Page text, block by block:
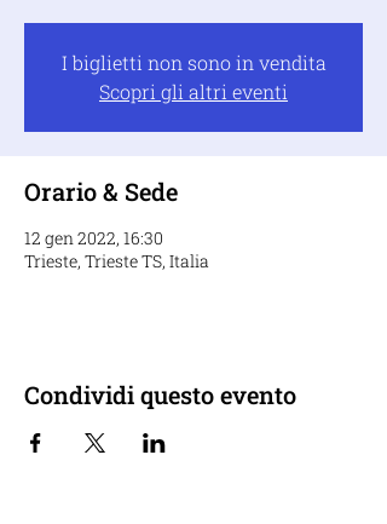
I biglietti non sono in vendita
Scopri gli altri eventi
Orario & Sede
12 gen 2022, 16:30
Trieste, Trieste TS, Italia
Condividi questo evento